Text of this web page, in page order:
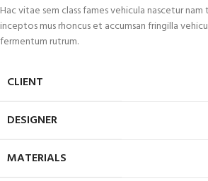
Hac vitae sem class fames vehicula nascetur
inceptos mus rhoncus et accumsan fringilla
fermentum rutrum.
CLIENT
DESIGNER
MATERIALS